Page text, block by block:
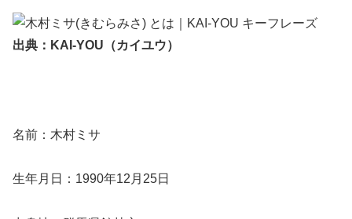
出典：KAI-YOU（カイユウ）
名前：木村ミサ
生年月日：1990年12月25日